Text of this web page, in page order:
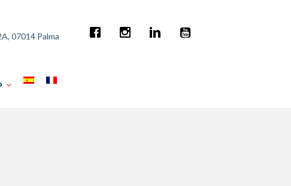
07014 Palma